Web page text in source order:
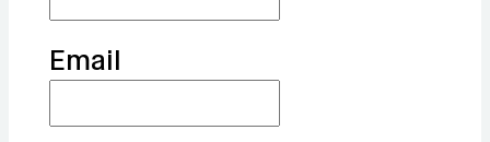
Email